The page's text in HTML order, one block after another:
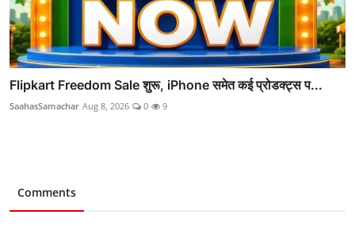
Flipkart Freedom Sale शुरू, iPhone समेत कई प्रोडक्ट्स प...
SaahasSamachar Aug 8, 2026 0 9
Comments